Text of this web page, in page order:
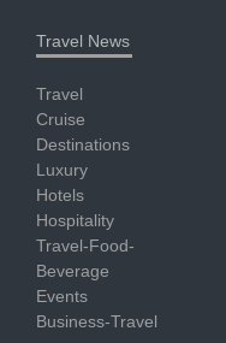
Travel News
Travel
Cruise
Destinations
Luxury
Hotels
Hospitality
Travel-Food-
Beverage
Events
Business-Travel